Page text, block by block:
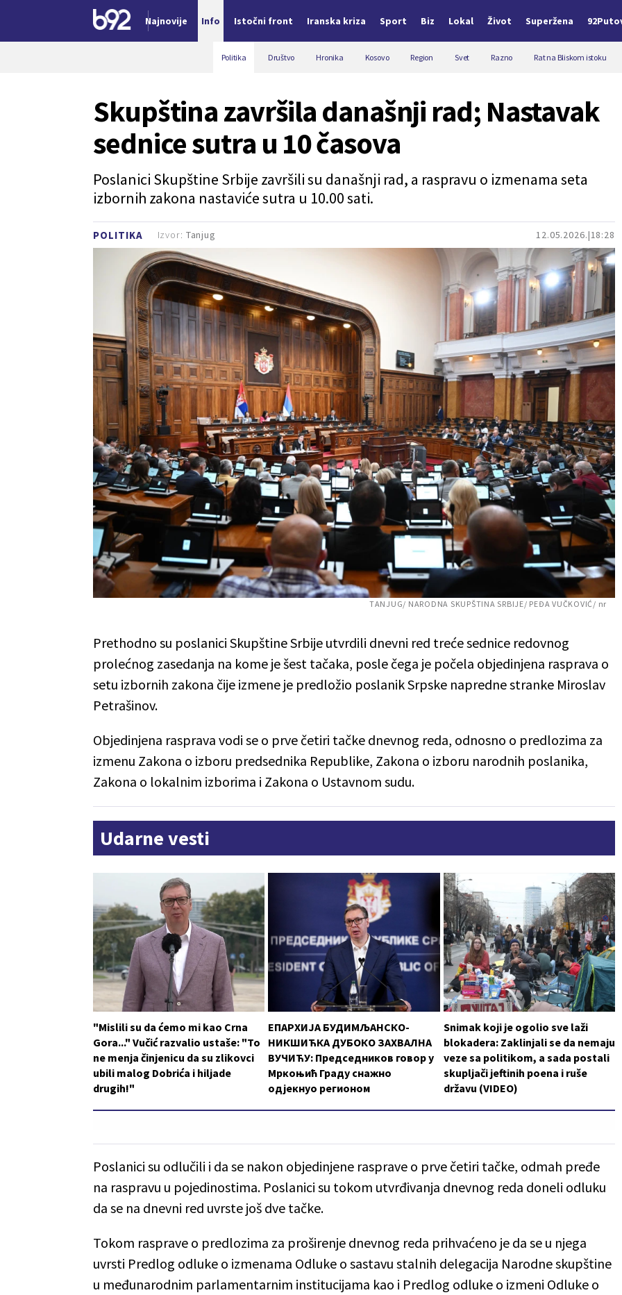
Najnovije Info Istočni front Iranska kriza Sport Biz Lokal Život Superžena
Politika Društvo Hronika Kosovo Region Svet Razno Rat na Bliskom istoku
POLITIKA 12.05.2026. 18:28
Skupština završila današnji rad; Nastavak
sednice sutra u 10 časova
Poslanici Skupštine Srbije završili su današnji rad, a raspravu o izmenama seta
izbornih zakona nastaviće sutra u 10.00 sati.
Izvor: Tanjug
TANJUG/ NARODNA SKUPŠTINA SRBIJE/ PEĐA VUČKOVIĆ/ nr
Prethodno su poslanici Skupštine Srbije utvrdili dnevni red treće sednice redovnog
prolećnog zasedanja na kome je šest tačaka, posle čega je počela objedinjena rasprava o
setu izbornih zakona čije izmene je predložio poslanik Srpske napredne stranke Miroslav
Petrašinov.
Objedinjena rasprava vodi se o prve četiri tačke dnevnog reda, odnosno o predlozima za
izmenu Zakona o izboru predsednika Republike, Zakona o izboru narodnih poslanika,
Zakona o lokalnim izborima i Zakona o Ustavnom sudu.
Udarne vesti
"Mislili su da ćemo mi kao Crna
Gora..." Vučić razvalio ustaše: "To
ne menja činjenicu da su zlikovci
ubili malog Dobrića i hiljade
drugih!"
ЕПАРХИЈА БУДИМЉАНСКО-
НИКШИЋКА ДУБОКО ЗАХВАЛНА
ВУЧИЋУ: Председников говор у
Мркоњић Граду снажно
одјекнуо регионом
Snimak koji je ogolio sve laži
blokadera: Zaklinjali se da nemaju
veze sa politikom, a sada postali
skupljači jeftinih poena i ruše
državu (VIDEO)
Poslanici su odlučili i da se nakon objedinjene rasprave o prve četiri tačke, odmah pređe
na raspravu u pojedinostima. Poslanici su tokom utvrđivanja dnevnog reda doneli odluku
da se na dnevni red uvrste još dve tačke.
Tokom rasprave o predlozima za proširenje dnevnog reda prihvaćeno je da se u njega
uvrsti Predlog odluke o izmenama Odluke o sastavu stalnih delegacija Narodne skupštine
u međunarodnim parlamentarnim institucijama kao i Predlog odluke o izmeni Odluke o